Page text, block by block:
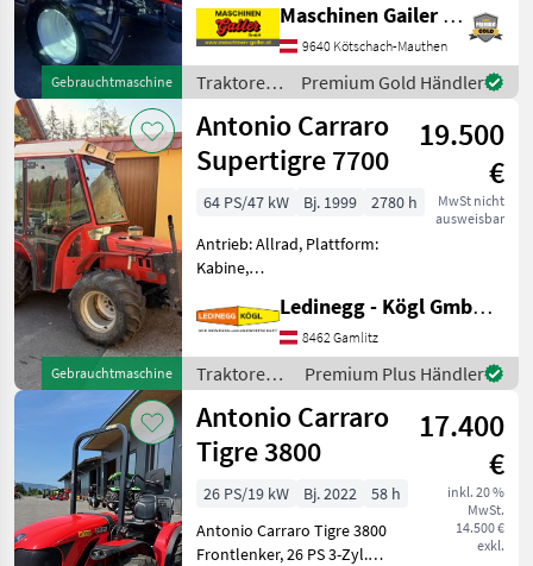
Gebrauchtmaschine
Plattform: Kabine,
Zapfwellendrehzahl:
540/540E,
Höchstgeschwindigkeit in
km/h: 40 km/h,
Bolzengröße Anhäng
Maschinen Gailer GmbH
9640 Kötschach-Mauthen
Traktoren
/ Antonio
Carraro
Premium Gold Händler
Gebrauchtmaschine
Antonio Carraro
Supertigre 7700
19.500
€
MwSt nicht
ausweisbar
64 PS/47 kW Bj. 1999
2780 h
Antrieb: Allrad, Plattform:
Kabine,
Höchstgeschwindigkeit in
km/h: 30 km/h, Aufladung:
Turbolader, Bolzengröße
Anhängevorrichtung (mm):
32mm, Ober
Ledinegg - Kögl GmbH - Obst- und Weinbautechnik
8462 Gamlitz
Traktoren /
Antonio
Carraro
Premium Plus Händler
Antonio Carraro
Tigre 3800
17.400
€
inkl. 20 %
MwSt.
14.500 €
exkl.
26 PS/19 kW Bj. 2022
58 h
Antonio Carraro Tigre 3800
Frontlenker, 26 PS 3-Zyl.